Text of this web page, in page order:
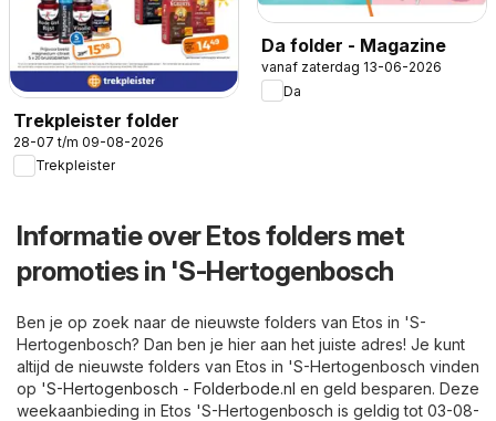
Trekpleister folder
28-07 t/m 09-08-2026
Trekpleister
Da folder - Magazine
vanaf zaterdag 13-06-2026
Da
Informatie over Etos folders met
promoties in 'S-Hertogenbosch
Ben je op zoek naar de nieuwste folders van Etos in 'S-
Hertogenbosch? Dan ben je hier aan het juiste adres! Je kunt
altijd de nieuwste folders van Etos in 'S-Hertogenbosch vinden
op 'S-Hertogenbosch - Folderbode.nl en geld besparen. Deze
weekaanbieding in Etos 'S-Hertogenbosch is geldig tot 03-08-